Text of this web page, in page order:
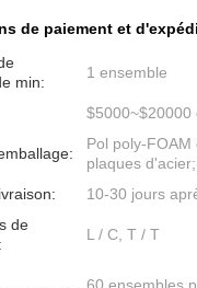
de paiement et
min:
1 ensemble
$5000~$20000
Pol poly-
plaques
10-30 jours
de
L / C, T / T